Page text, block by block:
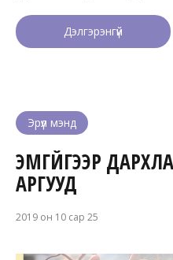
Дэлгэрэнгүй
Эрүүл мэнд
ЭМГҮЙГЭЭР
АРГУУД
2019 он 10 сар 25